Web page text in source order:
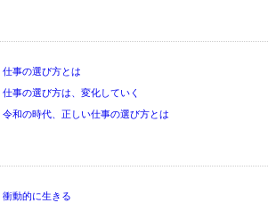
仕事の選び方とは
仕事の選び方は、変化していく
令和の時代、正しい仕事の選び方とは
衝動的に生きる